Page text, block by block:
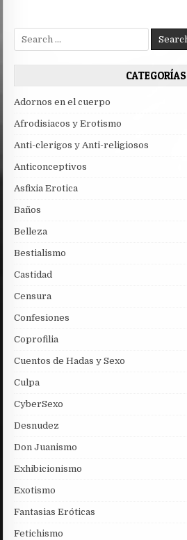
Search
for:
CATEGORÍAS
Adornos en el cuerpo
Afrodisiacos y Erotismo
Anti-clerigos y Anti-religiosos
Anticonceptivos
Asfixia Erotica
Baños
Belleza
Bestialismo
Castidad
Censura
Confesiones
Coprofilia
Cuentos de Hadas y Sexo
Culpa
CyberSexo
Desnudez
Don Juanismo
Exhibicionismo
Exotismo
Fantasias Eróticas
Fetichismo